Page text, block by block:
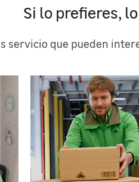
Si lo prefieres,
servicio que pueden